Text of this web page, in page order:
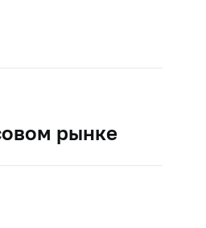
рынке